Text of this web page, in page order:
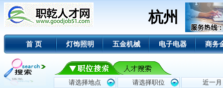
杭州
首 页 灯饰照明 五金机械 电子电器 商务